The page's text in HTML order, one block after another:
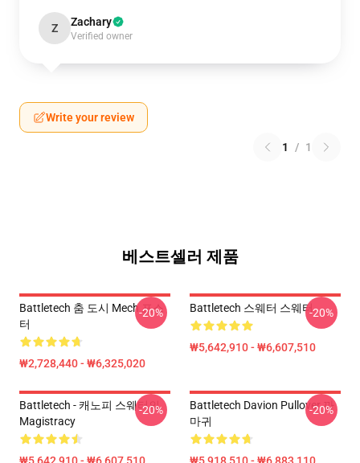
Z Zachary
Verified owner
Write your review
1 / 1
베스트셀러 제품
Battletech 춤 도시 Mech 포스
터
₩2,728,440 - ₩6,325,020
-20% Battletech 스웨터 스웨터
₩5,642,910 - ₩6,607,510
-20%
Battletech - 캐노피 스웨터의
Magistracy
-20%
Battletech Davion Pullover 까
마귀
-20%